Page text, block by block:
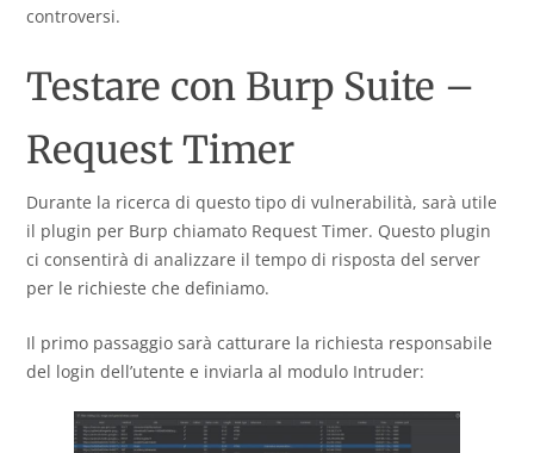
controversi.
Testare con Burp Suite –
Request Timer
Durante la ricerca di questo tipo di vulnerabilità, sarà utile
il plugin per Burp chiamato Request Timer. Questo plugin
ci consentirà di analizzare il tempo di risposta del server
per le richieste che definiamo.
Il primo passaggio sarà catturare la richiesta responsabile
del login dell’utente e inviarla al modulo Intruder: